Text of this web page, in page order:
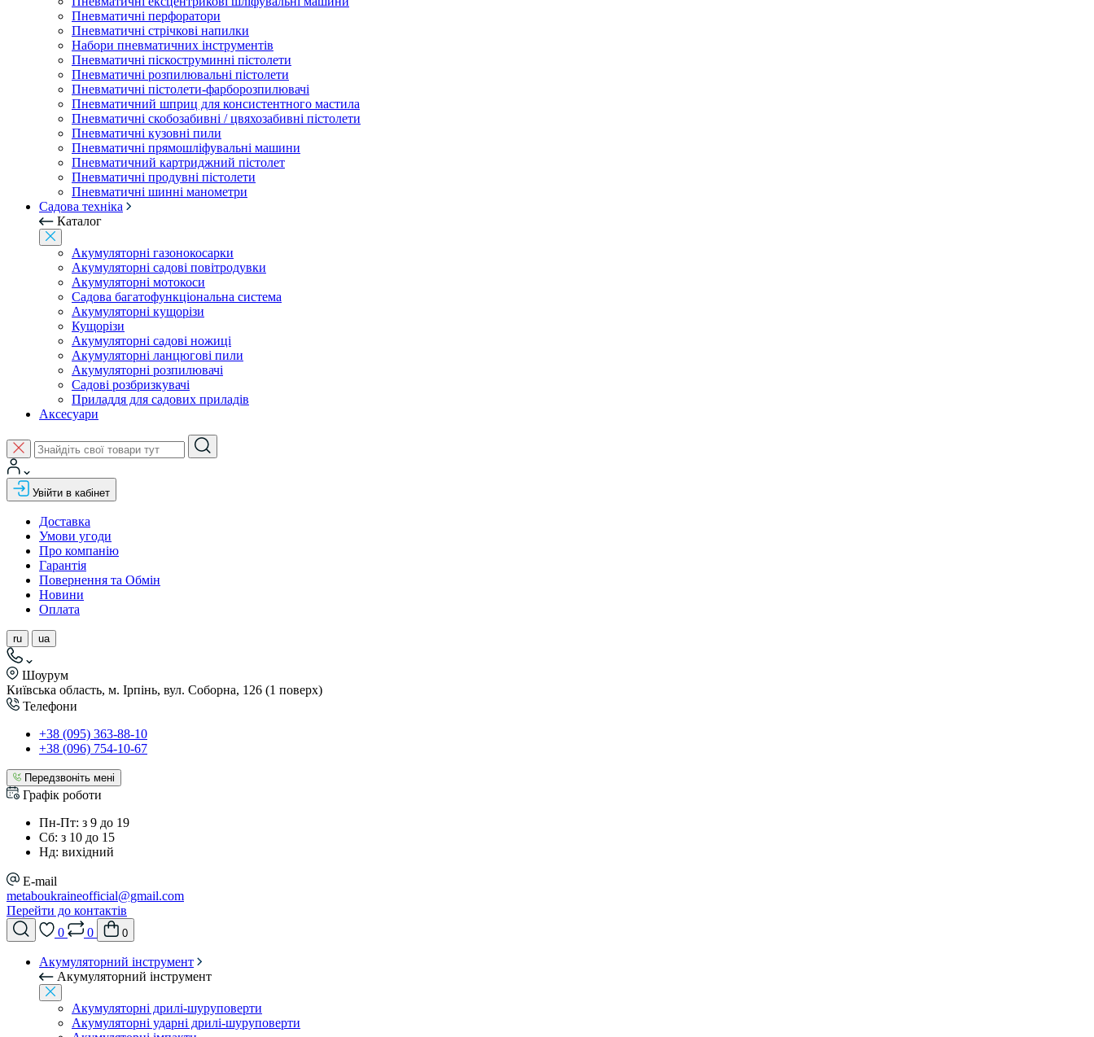
Пневматичні перфоратори
Пневматичні стрічкові напилки
Набори пневматичних інструментів
Пневматичні піскоструминні пістолети
Пневматичні розпилювальні пістолети
Пневматичні пістолети-фарборозпилювачі
Пневматичний шприц для консистентного мастила
Пневматичні скобозабивні / цвяхозабивні пістолети
Пневматичні кузовні пили
Пневматичні прямошліфувальні машини
Пневматичний картриджний пістолет
Пневматичні продувні пістолети
Пневматичні шинні манометри
Садова техніка
Каталог
Акумуляторні газонокосарки
Акумуляторні садові повітродувки
Акумуляторні мотокоси
Садова багатофункціональна система
Акумуляторні кущорізи
Кущорізи
Акумуляторні садові ножиці
Акумуляторні ланцюгові пили
Акумуляторні розпилювачі
Садові розбризкувачі
Приладдя для садових приладів
Аксесуари
Увійти в кабінет
Доставка
Умови угоди
Про компанію
Гарантія
Повернення та Обмін
Новини
Оплата
ru ua
Шоурум
Київська область, м. Ірпінь, вул. Соборна, 126 (1 поверх)
Телефони
+38 (095) 363-88-10
+38 (096) 754-10-67
Передзвоніть мені
Графік роботи
Пн-Пт: з 9 до 19
Сб: з 10 до 15
Нд: вихідний
E-mail
metaboukraineofficial@gmail.com
Перейти до контактів
0
0 0
Акумуляторний інструмент
Акумуляторний інструмент
Акумуляторні дрилі-шуруповерти
Акумуляторні ударні дрилі-шуруповерти